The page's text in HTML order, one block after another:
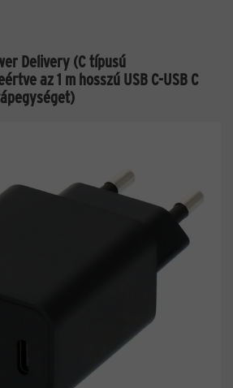
Delivery (C típusú
az 1 m hosszú USB C-USB C